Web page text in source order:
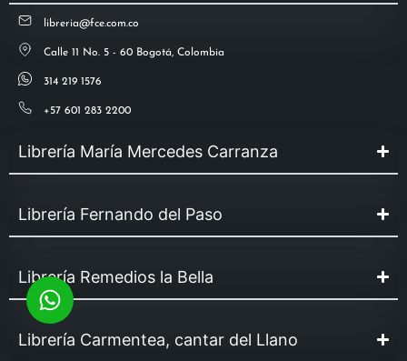
libreria@fce.com.co
Calle 11 No. 5 - 60 Bogotá, Colombia
314 219 1576
+57 601 283 2200
Librería María Mercedes Carranza
Librería Fernando del Paso
Librería Remedios la Bella
Librería Carmentea, cantar del Llano